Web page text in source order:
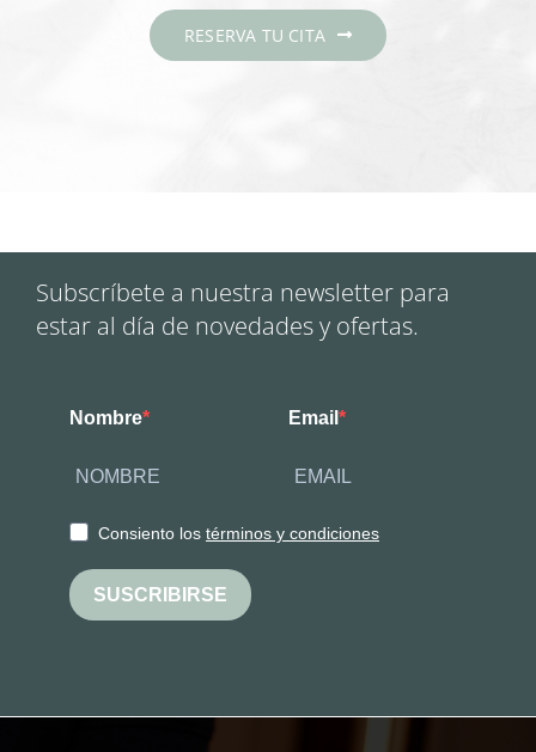
RESERVA TU CITA
Subscríbete a nuestra newsletter para
estar al día de novedades y ofertas.
Nombre Email
Consiento los términos y condiciones
SUSCRIBIRSE